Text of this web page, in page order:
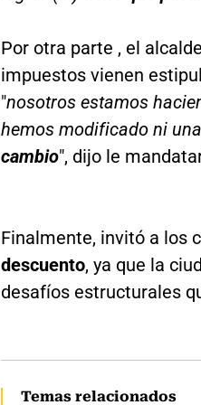
Por otra parte , el
impuestos vienen
"nosotros estamos
hemos modificado ni
cambio", dijo le
Finalmente, invitó a los
descuento, ya que la
desafíos estructurales
Temas relacionados